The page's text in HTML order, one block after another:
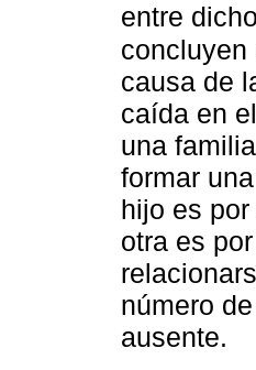
entre
concluyen
causa de
caída en
una
formar
hijo es
otra es
número
ausente.